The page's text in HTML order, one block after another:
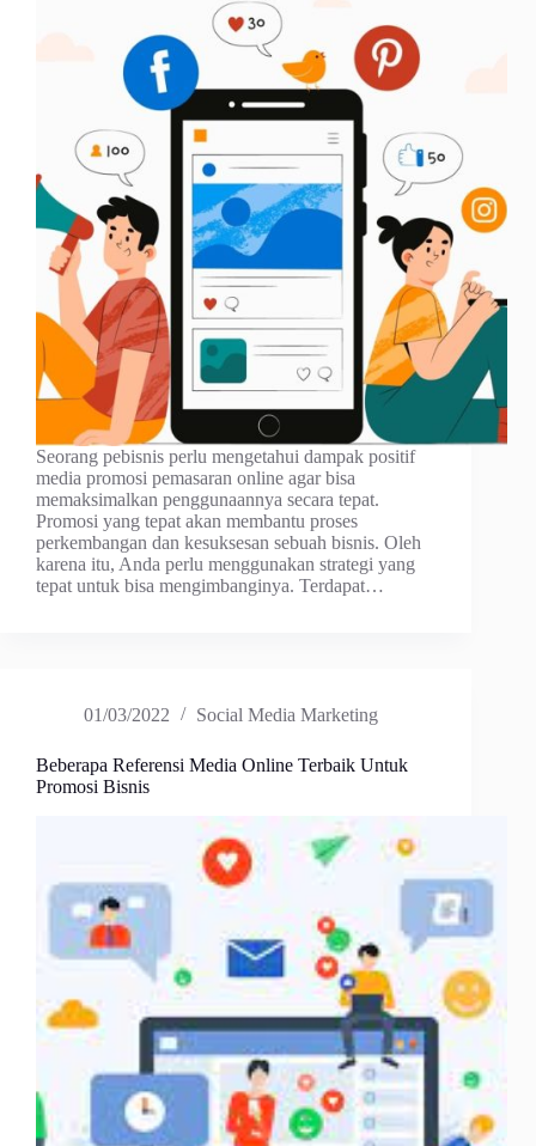
Seorang pebisnis perlu mengetahui dampak positif
media promosi pemasaran online agar bisa
memaksimalkan penggunaannya secara tepat.
Promosi yang tepat akan membantu proses
perkembangan dan kesuksesan sebuah bisnis. Oleh
karena itu, Anda perlu menggunakan strategi yang
tepat untuk bisa mengimbanginya. Terdapat…
01/03/2022 Social Media Marketing
Beberapa Referensi Media Online Terbaik Untuk
Promosi Bisnis